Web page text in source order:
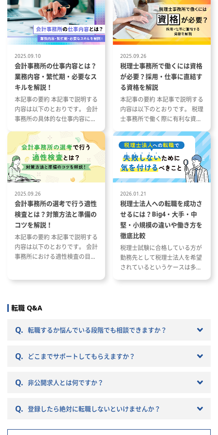
2025.09.10
会計事務所の仕事内容とは？
業務内容・繁忙期・必要なス
キルを解説！
本記事の要約 本記事で説明する
内容は以下のとおりです。 会計
事務所の具体的な仕事内容につ
繁忙期について 会計事務所で働
く際に役立つ資格や経験につい
て
2025.09.26
税理士事務所で働くには資格
が必要？採用・仕事に直結す
る資格を解説
本記事の要約 本記事で説明する
内容は以下のとおりです。 税理
士事務所で働く際に有利な資格
内容と資格が与える影響 資格や
スキルを活かした税理士事務所
への転職成功事例
2025.09.26
会計事務所の選考で行う適性
検査とは？対策方法と準備の
コツを解説！
本記事の要約 本記事で説明する
内容は以下のとおりです。 会計
事務所における適性検査の目的
2026.01.21
税理士法人への転職を成功さ
せるには？Big4・大手・中
堅・小規模の違いや働き方を
徹底比較
税理士試験に合格している方が
勤務先として税理士法人を希望
されているというケースは多い
ャリアプランに応じて自分に合
った税理士法人を選ぶことが非
税理士法人を選ぶとこんな筈で
税理士法人の特徴や税理士法人
さい。
転職 Q&A
Q. 転職するか悩んでいる段階でも相談できますか？
Q. どこまでサポートしてもらえますか？
Q. 非公開求人とは何ですか？
Q. 登録したら絶対に転職しないといけませんか？